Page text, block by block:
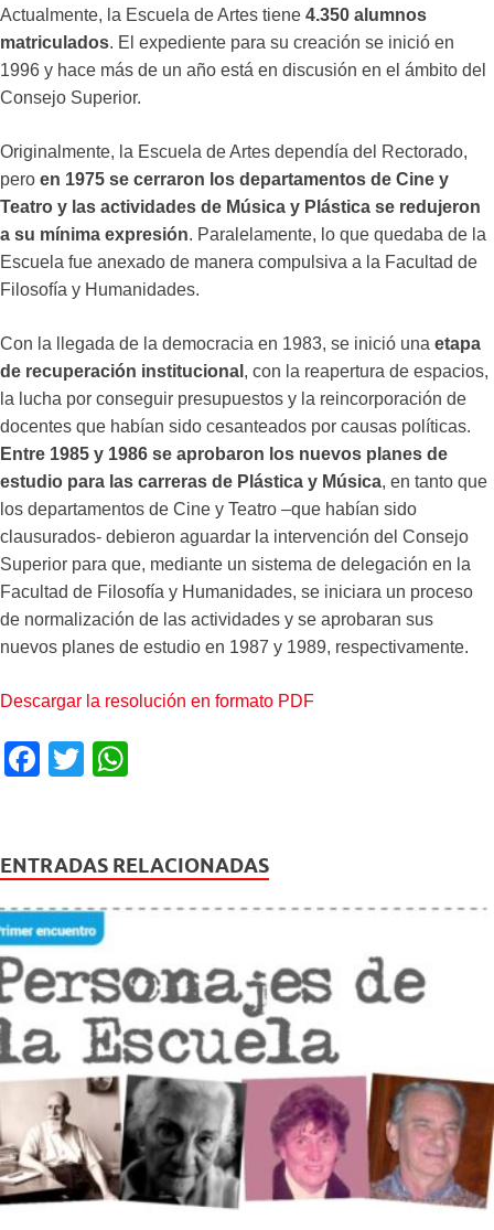
Actualmente, la Escuela de Artes tiene 4.350 alumnos
matriculados. El expediente para su creación se inició en
1996 y hace más de un año está en discusión en el ámbito del
Consejo Superior.
Originalmente, la Escuela de Artes dependía del Rectorado,
pero en 1975 se cerraron los departamentos de Cine y
Teatro y las actividades de Música y Plástica se redujeron
a su mínima expresión. Paralelamente, lo que quedaba de la
Escuela fue anexado de manera compulsiva a la Facultad de
Filosofía y Humanidades.
Con la llegada de la democracia en 1983, se inició una etapa
de recuperación institucional , con la reapertura de espacios,
la lucha por conseguir presupuestos y la reincorporación de
docentes que habían sido cesanteados por causas políticas.
Entre 1985 y 1986 se aprobaron los nuevos planes de
estudio para las carreras de Plástica y Música, en tanto que
los departamentos de Cine y Teatro –que habían sido
clausurados- debieron aguardar la intervención del Consejo
Superior para que, mediante un sistema de delegación en la
Facultad de Filosofía y Humanidades, se iniciara un proceso
de normalización de las actividades y se aprobaran sus
nuevos planes de estudio en 1987 y 1989, respectivamente.
Descargar la resolución en formato PDF
F
e
b
o
o
k
T
er s
A
p
ENTRADAS RELACIONADAS